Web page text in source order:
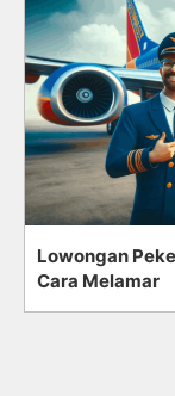
Lowongan
Cara Melamar